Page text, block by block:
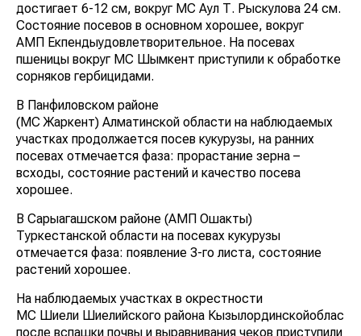
достигает 6-12 см, вокруг МС Аул Т. Рыскулова 24 см.
Состояние посевов в основном хорошее, вокруг
АМП Екпендыудовлетворительное. На посевах
пшеницы вокруг МС Шымкент приступили к обработке
сорняков гербицидами.
В Панфиловском районе
(МС Жаркент) Алматинской области на наблюдаемых
участках продолжается посев кукурузы, на ранних
посевах отмечается фаза: прорастание зерна –
всходы, состояние растений и качество посева
хорошее.
В Сарыагашском районе (АМП Ошакты)
Туркестанской области на посевах кукурузы
отмечается фаза: появление 3-го листа, состояние
растений хорошее.
На наблюдаемых участках в окрестности
МС Шиели Шиелийского района Кызылординскойобласти
после вспашки почвы и выравнивания чеков приступили